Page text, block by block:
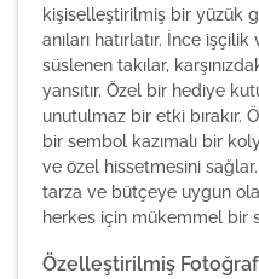
kişiselleştirilmiş bir yüzük
anıları hatırlatır. İnce
süslenen takılar,
yansıtır. Özel bir hediye
unutulmaz bir etki bırakır.
bir sembol kazımalı bir
ve özel hissetmesini
tarza ve bütçeye uygun
herkes için mükemmel bir
Özelleştirilmiş